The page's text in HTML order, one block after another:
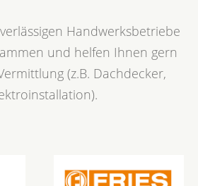
Handwerksbetriebe
und helfen Ihnen gern
(z.B. Dachdecker,